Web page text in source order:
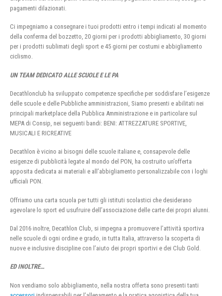
pagamenti dilazionati.
Ci impegniamo a consegnare i tuoi prodotti entro i tempi indicati al momento
della conferma del bozzetto, 20 giorni per i prodotti abbigliamento, 30 giorni
per i prodotti sublimati degli sport e 45 giorni per costumi e abbigliamento
ciclismo.
UN TEAM DEDICATO ALLE SCUOLE E LE PA
Decathlonclub ha sviluppato competenze specifiche per soddisfare l’esigenze
delle scuole e delle Pubbliche amministrazioni, Siamo presenti e abilitati nei
principali marketplace della Pubblica Amministrazione e in particolare sul
MEPA di Consip, nei seguenti bandi: BENI: ATTREZZATURE SPORTIVE,
MUSICALI E RICREATIVE
Decathlon è vicino ai bisogni delle scuole italiane e, consapevole delle
esigenze di pubblicità legate al mondo del PON, ha costruito un’offerta
apposita dedicata ai materiali e all’abbigliamento personalizzabile con i loghi
ufficiali PON.
Offriamo una carta scuola per tutti gli istituti scolastici che desiderano
agevolare lo sport ed usufruire dell’associazione delle carte dei propri alunni.
Dal 2016 inoltre, Decathlon Club, si impegna a promuovere l’attività sportiva
nelle scuole di ogni ordine e grado, in tutta Italia, attraverso la scoperta di
nuove e inclusive discipline con l’aiuto dei propri sportivi e dei Club Gold.
ED INOLTRE…
Non vendiamo solo abbigliamento, nella nostra offerta sono presenti tanti